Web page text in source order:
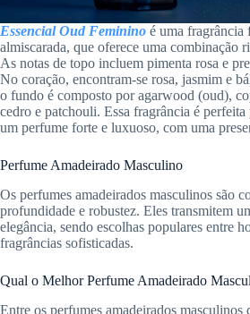
Essencial Oud Feminino é uma fragrância
almiscarada, que oferece uma combinação
As notas de topo incluem pimenta rosa e
No coração, encontram-se rosa, jasmim e
o fundo é composto por agarwood (oud),
cedro e patchouli. Essa fragrância é perfeita
um perfume forte e luxuoso, com uma
Perfume Amadeirado Masculino
Os perfumes amadeirados masculinos são
profundidade e robustez. Eles transmitem
elegância, sendo escolhas populares entre
fragrâncias sofisticadas.
Qual o Melhor Perfume Amadeirado
Entre os perfumes amadeirados